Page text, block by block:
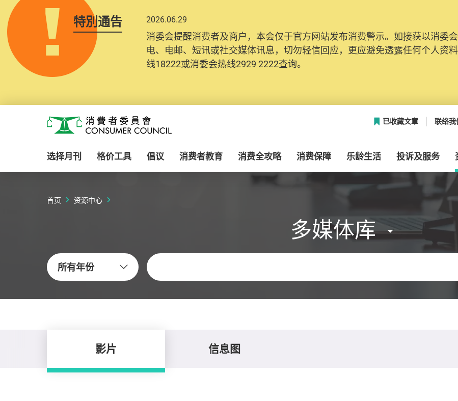
特別通告 2026.06.29
消委会提醒消费者及商户，本会仅于官方网站发布消费警示。如接获以消委
电、电邮、短讯或社交媒体讯息，切勿轻信回应，更应避免透露任何个人资
线18222或消委会热线2929 2222查询。
2025.10.31
为提升使用者体验及网络安全，本会的投诉处理系统已经进行升级及推出新
消费者需要提供基本联络资料（包括姓名、电邮及电话）注册帐户，才可提
纪录将清晰整合于帐户中，方便日后作出跟进。
消费者委员会
已收藏文章 联络我
选择月刊 格价工具 倡议 消费者教育 消费全攻略 消费保障 乐龄生活 投诉及服务
首页 资源中心
多媒体库
所有年份
关键字
影片 信息图